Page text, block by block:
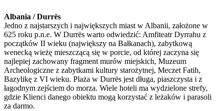
Albania / Durrës
Jedno z najstarszych i największych miast w Albanii, założone w
625 roku p.n.e. W Durrës warto odwiedzić: Amfiteatr Dyrrahu z
początków II wieku (największy na Bałkanach), zabytkową
wenecką wieżę mieszczącą się w porcie, od której zaczyna się
najlepiej zachowany fragment murów miejskich, Muzeum
Archeologiczne z zabytkami kultury starożytnej, Meczet Fatih,
Bazylikę z VI wieku. Plaża w Durrës jest długa, piaszczysta i z
łagodnym zejściem do morza. Wiele hoteli ma wydzielone strefy,
gdzie Klienci danego obiektu mogą korzystać z leżaków i parasoli
za darmo.